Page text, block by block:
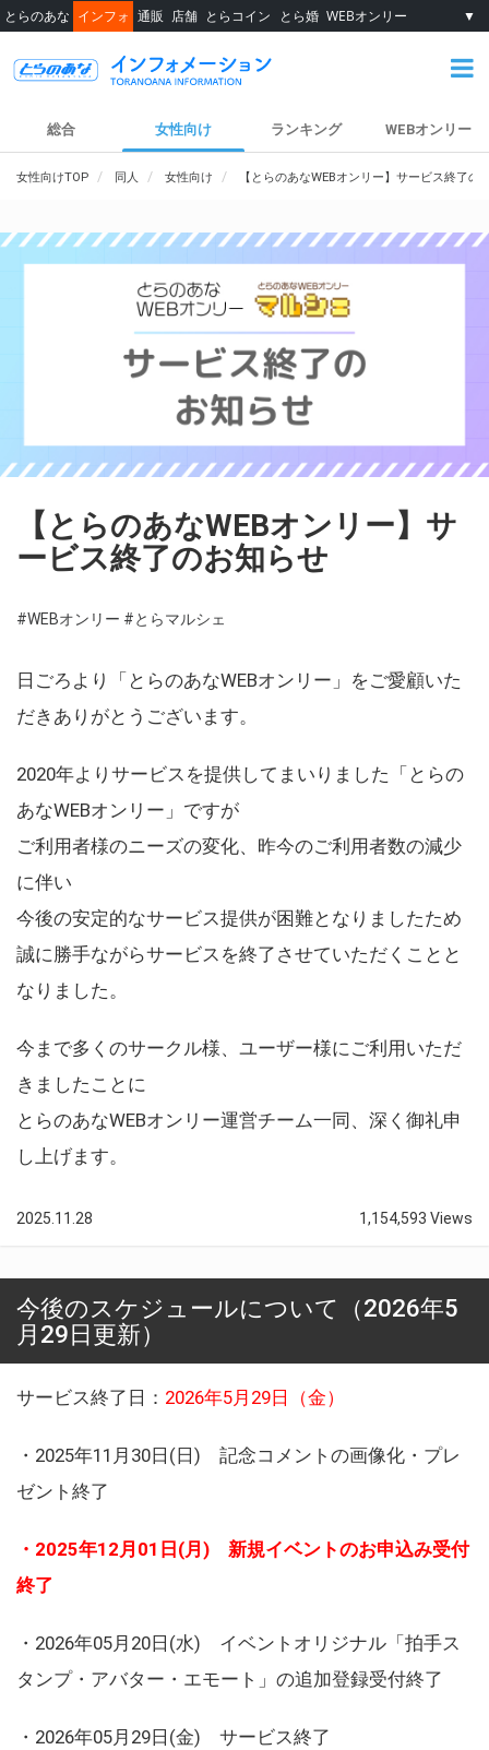
とらのあな インフォ 通販 店舗 とらコイン とら婚 WEBオンリー ▼
総合 女性向け ランキング WEBオンリー
女性向けTOP 同人 女性向け 【とらのあなWEBオンリー】サービス終了の
【とらのあなWEBオンリー】サ
ービス終了のお知らせ
#WEBオンリー #とらマルシェ
日ごろより「とらのあなWEBオンリー」をご愛顧いた
だきありがとうございます。
2020年よりサービスを提供してまいりました「とらの
あなWEBオンリー」ですが
ご利用者様のニーズの変化、昨今のご利用者数の減少
に伴い
今後の安定的なサービス提供が困難となりましたため
誠に勝手ながらサービスを終了させていただくことと
なりました。
今まで多くのサークル様、ユーザー様にご利用いただ
きましたことに
とらのあなWEBオンリー運営チーム一同、深く御礼申
し上げます。
2025.11.28 1,154,593 Views
今後のスケジュールについて（2026年5
月29日更新）
サービス終了日： 2026年5月29日（金）
・2025年11月30日(日) 記念コメントの画像化・プレ
ゼント終了
・2025年12月01日(月) 新規イベントのお申込み受付
終了
・2026年05月20日(水) イベントオリジナル「拍手ス
タンプ・アバター・エモート」の追加登録受付終了
・2026年05月29日(金) サービス終了